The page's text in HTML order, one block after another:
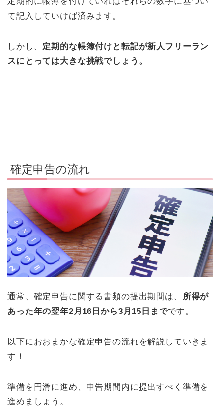
て記入していけば済みます。
しかし、 定期的な帳簿付けと転記が新人フリーラン
スにとっては大きな挑戦でしょう。
確定申告の流れ
通常、確定申告に関する書類の提出期間は、
所得が
あった年の翌年2月16日から3月15日までです。
以下におおまかな確定申告の流れを解説していきま
す！
準備を円滑に進め、申告期間内に提出すべく準備を
進めましょう。